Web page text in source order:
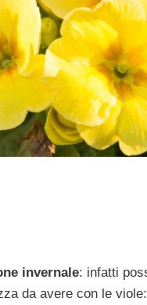
invernale: infatti
da avere con le